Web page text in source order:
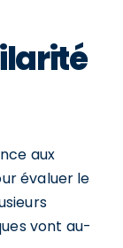
aux
évaluer le
vont au-